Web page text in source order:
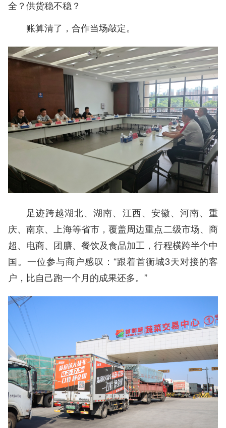
全？供货稳不稳？
账算清了，合作当场敲定。
足迹跨越湖北、湖南、江西、安徽、河南、重
庆、南京、上海等省市，覆盖周边重点二级市场、商
超、电商、团膳、餐饮及食品加工，行程横跨半个中
国。一位参与商户感叹：“跟着首衡城3天对接的客
户，比自己跑一个月的成果还多。”